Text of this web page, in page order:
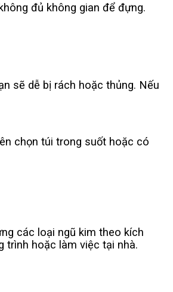
đủ không gian để đựng.
sẽ dễ bị rách hoặc thủng. Nếu
chọn túi trong suốt hoặc có
các loại ngũ kim theo kích
trình hoặc làm việc tại nhà.